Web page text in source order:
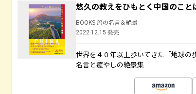
悠久の教えをひもとく中国のこと
BOOKS 旅の名言＆絶景
2022.12.15 発売
世界を４０年以上歩いてきた「地球の
名言と癒やしの絶景集